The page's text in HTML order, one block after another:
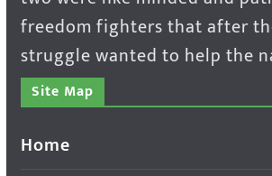
freedom fighters that after
struggle wanted to help the
Site Map
Home